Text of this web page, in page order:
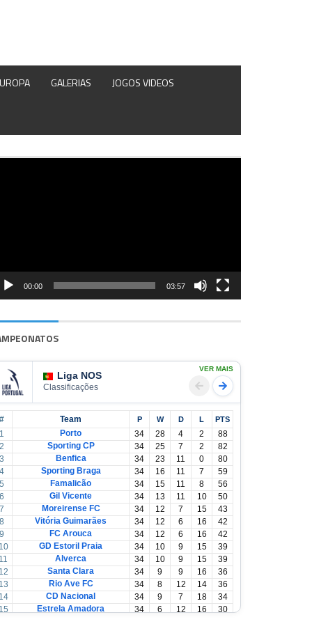
GALERIAS JOGOS VIDEOS
00:00 03:57
Liga NOS
Classificações
VER MAIS
# Team P W D L PTS
1 Porto 34 28 4 2
88
2
Sporting CP 34 25 7 2
82
3
Benfica 34 23 11 0
80
4
Sporting Braga 34 16 11 7
59
5
Famalicão 34 15 11 8
56
6
Gil Vicente 34 13 11 10
50
7
Moreirense FC 34 12 7 15
43
8
Vitória Guimarães 34 12 6 16
42
9
FC Arouca 34 12 6 16
42
10
GD Estoril Praia 34 10 9 15
39
11
Alverca 34 10 9 15
39
12
Santa Clara 34 9 9 16
36
13
Rio Ave FC 34 8 12 14
36
14
CD Nacional 34 9 7 18
34
15
Estrela Amadora 34 6 12 16
30